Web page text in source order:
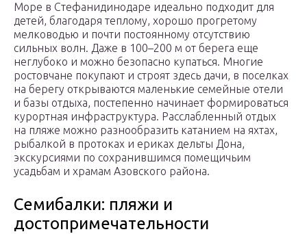
Море в Стефанидинодаре идеально подходит для
детей, благодаря теплому, хорошо прогретому
мелководью и почти постоянному отсутствию
сильных волн. Даже в 100–200 м от берега еще
неглубоко и можно безопасно купаться. Многие
ростовчане покупают и строят здесь дачи, в поселках
на берегу открываются маленькие семейные отели
и базы отдыха, постепенно начинает формироваться
курортная инфраструктура. Расслабленный отдых
на пляже можно разнообразить катанием на яхтах,
рыбалкой в протоках и ериках дельты Дона,
экскурсиями по сохранившимся помещичьим
усадьбам и храмам Азовского района.
Семибалки: пляжи и
достопримечательности